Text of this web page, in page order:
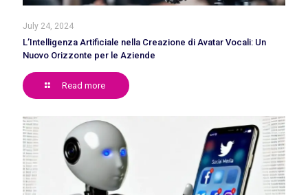
July 24, 2024
L’Intelligenza Artificiale nella Creazione di Avatar Vocali: Un
Nuovo Orizzonte per le Aziende
Read more